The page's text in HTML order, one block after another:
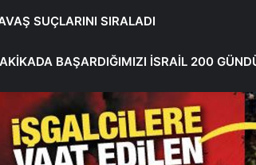
SUÇLARINI SIRALADI
BAŞARDIĞIMIZI İSRAİL 200